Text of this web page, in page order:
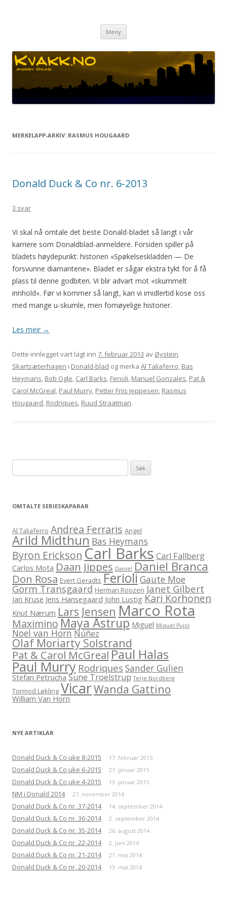
Meny
MERKELAPP-ARKIV: RASMUS HOUGAARD
Donald Duck & Co nr. 6-2013
3 svar
Vi skal nå omtale det beste Donald-bladet så langt i vår
karriere som Donaldblad-anmeldere. Forsiden spiller på
bladets høydepunkt: historien «Spøkelseskladden — De
forsvunne diamantene». Bladet er sågar ekstra tykt for å få
plass til denne godbiten. Vi blir advart mot «skummelt
innhold». Før vi kommer så langt, kan vi imidlertid kose oss
med mange u-skumle, men fornøyelige historier.
Les meir →
Dette innlegget vart lagt inn 7. februar 2013 av Øystein
Skartsæterhagen i Donald-blad og merka Al Taliaferro, Bas
Heymans, Bob Ogle, Carl Barks, Ferioli, Manuel Gonzales, Pat &
Carol McGreal, Paul Murry, Petter Friis Jeppesen, Rasmus
Hougaard, Rodriques, Ruud Straatman.
etter:
OMTALTE SERIESKAPARAR
Al Taliaferro Andrea Ferraris Angel
Arild Midthun Bas Heymans
Byron EricksonCarl Barks Carl Fallberg
Carlos Mota Daan Jippes Daniel Daniel Branca
Don Rosa Evert Geradts FerioliGaute Moe
Gorm Transgaard Herman Roozen Janet Gilbert
Jan Kruse Jens Hansegaard John Lustig Kari Korhonen
Knut Nærum Lars Jensen Marco Rota
MaximinoMaya Åstrup Miguel Miquel Pujol
Noel van Horn Núñez
Olaf Moriarty Solstrand
Pat & Carol McGrealPaul Halas
Paul Murry Rodriques Sander Gulien
Stefan Petrucha Sune Troelstrup Terje Nordberg
Tormod Løkling VicarWanda Gattino
William Van Horn
NYE ARTIKLAR
Donald Duck & Co uke 8-2015 17. februar 2015
Donald Duck & Co uke 6-2015 27. januar 2015
Donald Duck & Co uke 4-2015 13. januar 2015
NM i Donald 2014 27. november 2014
Donald Duck & Co nr. 37-2014 14. september 2014
Donald Duck & Co nr. 36-2014 2. september 2014
Donald Duck & Co nr. 35-2014 26. august 2014
Donald Duck & Co nr. 22-2014 2. juni 2014
Donald Duck & Co nr. 21-2014 21. mai 2014
Donald Duck & Co nr. 20-2014 13. mai 2014